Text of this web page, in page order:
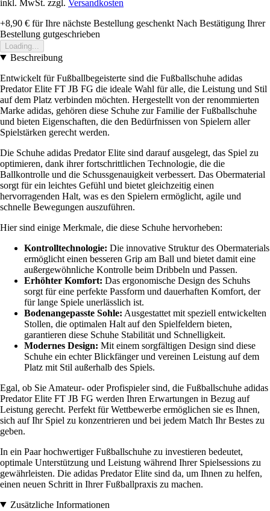
inkl. MwSt. zzgl. Versandkosten
+8,90 € für Ihre nächste Bestellung geschenkt Nach Bestätigung Ihrer
Bestellung gutgeschrieben
Loading...
Beschreibung
Entwickelt für Fußballbegeisterte sind die Fußballschuhe adidas
Predator Elite FT JB FG die ideale Wahl für alle, die Leistung und Stil
auf dem Platz verbinden möchten. Hergestellt von der renommierten
Marke adidas, gehören diese Schuhe zur Familie der Fußballschuhe
und bieten Eigenschaften, die den Bedürfnissen von Spielern aller
Spielstärken gerecht werden.
Die Schuhe adidas Predator Elite sind darauf ausgelegt, das Spiel zu
optimieren, dank ihrer fortschrittlichen Technologie, die die
Ballkontrolle und die Schussgenauigkeit verbessert. Das Obermaterial
sorgt für ein leichtes Gefühl und bietet gleichzeitig einen
hervorragenden Halt, was es den Spielern ermöglicht, agile und
schnelle Bewegungen auszuführen.
Hier sind einige Merkmale, die diese Schuhe hervorheben:
Kontrolltechnologie: Die innovative Struktur des Obermaterials
ermöglicht einen besseren Grip am Ball und bietet damit eine
außergewöhnliche Kontrolle beim Dribbeln und Passen.
Erhöhter Komfort: Das ergonomische Design des Schuhs
sorgt für eine perfekte Passform und dauerhaften Komfort, der
für lange Spiele unerlässlich ist.
Bodenangepasste Sohle: Ausgestattet mit speziell entwickelten
Stollen, die optimalen Halt auf den Spielfeldern bieten,
garantieren diese Schuhe Stabilität und Schnelligkeit.
Modernes Design: Mit einem sorgfältigen Design sind diese
Schuhe ein echter Blickfänger und vereinen Leistung auf dem
Platz mit Stil außerhalb des Spiels.
Egal, ob Sie Amateur- oder Profispieler sind, die Fußballschuhe adidas
Predator Elite FT JB FG werden Ihren Erwartungen in Bezug auf
Leistung gerecht. Perfekt für Wettbewerbe ermöglichen sie es Ihnen,
sich auf Ihr Spiel zu konzentrieren und bei jedem Match Ihr Bestes zu
geben.
In ein Paar hochwertiger Fußballschuhe zu investieren bedeutet,
optimale Unterstützung und Leistung während Ihrer Spielsessions zu
gewährleisten. Die adidas Predator Elite sind da, um Ihnen zu helfen,
einen neuen Schritt in Ihrer Fußballpraxis zu machen.
Zusätzliche Informationen